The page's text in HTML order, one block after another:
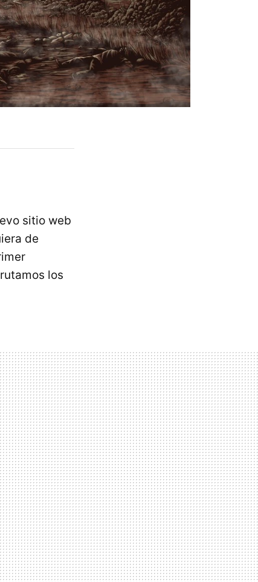
sitio web
de
los